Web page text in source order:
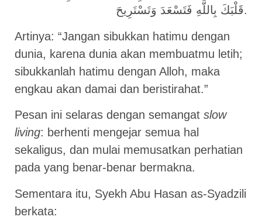
قَلْبَكَ بِاللَّهِ فَتَسْعَدَ وَتَسْتَرِيحَ.
Artinya: “Jangan sibukkan hatimu dengan
dunia, karena dunia akan membuatmu letih;
sibukkanlah hatimu dengan Alloh, maka
engkau akan damai dan beristirahat.”
Pesan ini selaras dengan semangat slow
living: berhenti mengejar semua hal
sekaligus, dan mulai memusatkan perhatian
pada yang benar-benar bermakna.
Sementara itu, Syekh Abu Hasan as-Syadzili
berkata: